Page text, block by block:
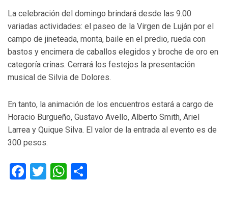
La celebración del domingo brindará desde las 9.00
variadas actividades: el paseo de la Virgen de Luján por el
campo de jineteada, monta, baile en el predio, rueda con
bastos y encimera de caballos elegidos y broche de oro en
categoría crinas. Cerrará los festejos la presentación
musical de Silvia de Dolores.
En tanto, la animación de los encuentros estará a cargo de
Horacio Burgueño, Gustavo Avello, Alberto Smith, Ariel
Larrea y Quique Silva. El valor de la entrada al evento es de
300 pesos.
Facebook
TwitterWhatsApp